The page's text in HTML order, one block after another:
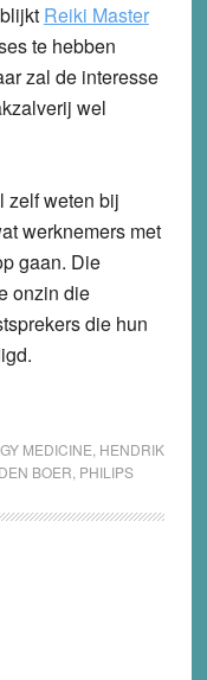
Reiki Master
te hebben
zal de interesse
wel
zelf weten bij
werknemers met
gaan. Die
onzin die
die hun
MEDICINE HENDRIK
BOER PHILIPS